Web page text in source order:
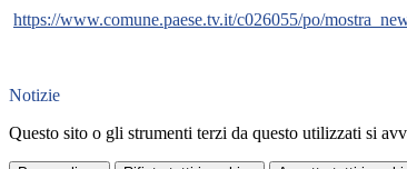
https://www.comune.paese.tv.it/c026055/po/
Notizie
Questo sito o gli strumenti terzi da questo utilizzati si